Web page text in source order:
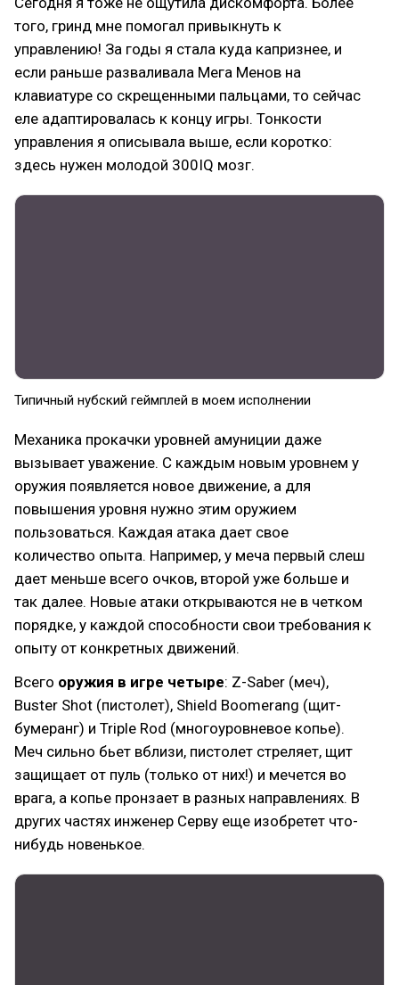
того, гринд мне помогал привыкнуть к
управлению! За годы я стала куда капризнее, и
если раньше разваливала Мега Менов на
клавиатуре со скрещенными пальцами, то сейчас
еле адаптировалась к концу игры. Тонкости
управления я описывала выше, если коротко:
здесь нужен молодой 300IQ мозг.
Типичный нубский геймплей в моем исполнении
Механика прокачки уровней амуниции даже
вызывает уважение. С каждым новым уровнем у
оружия появляется новое движение, а для
повышения уровня нужно этим оружием
пользоваться. Каждая атака дает свое
количество опыта. Например, у меча первый слеш
дает меньше всего очков, второй уже больше и
так далее. Новые атаки открываются не в четком
порядке, у каждой способности свои требования к
опыту от конкретных движений.
Всего оружия в игре четыре: Z-Saber (меч),
Buster Shot (пистолет), Shield Boomerang (щит-
бумеранг) и Triple Rod (многоуровневое копье).
Меч сильно бьет вблизи, пистолет стреляет, щит
защищает от пуль (только от них!) и мечется во
врага, а копье пронзает в разных направлениях. В
других частях инженер Серву еще изобретет что-
нибудь новенькое.